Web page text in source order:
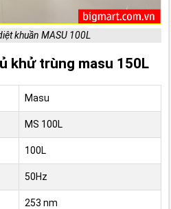
khuần MASU 100L
khử trùng masu 150L
Masu
MS 100L
100L
50Hz
253 nm